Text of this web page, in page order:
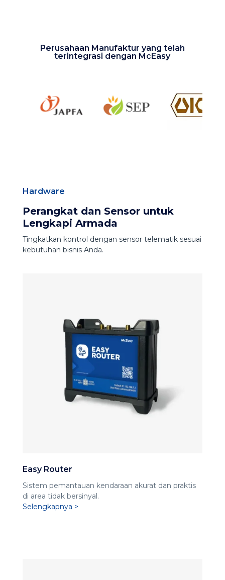
Perusahaan Manufaktur yang telah
terintegrasi dengan McEasy
Hardware
Perangkat dan Sensor untuk
Lengkapi Armada
Tingkatkan kontrol dengan sensor telematik sesuai
kebutuhan bisnis Anda.
Easy Router
Sistem pemantauan kendaraan akurat dan praktis
di area tidak bersinyal.
Selengkapnya >